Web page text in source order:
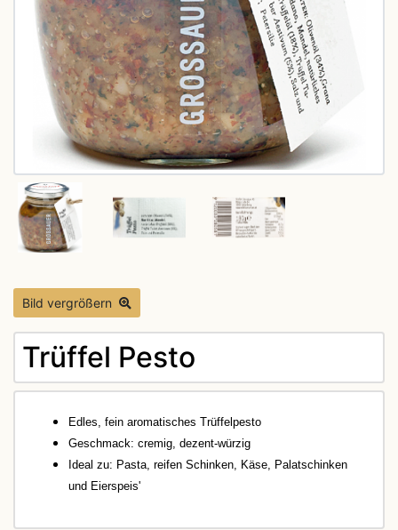
Bild vergrößern
Trüffel Pesto
Edles, fein aromatisches Trüffelpesto
Geschmack: cremig, dezent-würzig
Ideal zu: Pasta, reifen Schinken, Käse, Palatschinken
und Eierspeis'